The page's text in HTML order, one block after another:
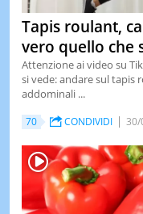
Tapis roulant,
vero quello che
Attenzione ai video su
si vede: andare sul tapis
addominali ...
70 CONDIVIDI 30/